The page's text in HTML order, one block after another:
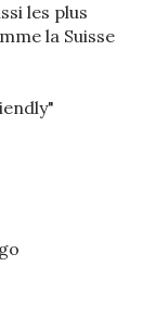
les plus
la Suisse